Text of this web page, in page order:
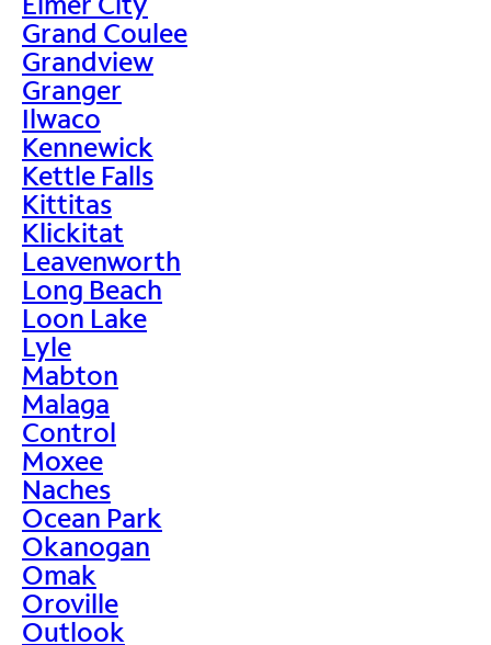
Grand Coulee
Grandview
Granger
Ilwaco
Kennewick
Kettle Falls
Kittitas
Klickitat
Leavenworth
Long Beach
Loon Lake
Lyle
Mabton
Malaga
Control
Moxee
Naches
Ocean Park
Okanogan
Omak
Oroville
Outlook